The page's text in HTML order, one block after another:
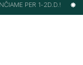
PER 1-2D.D.!